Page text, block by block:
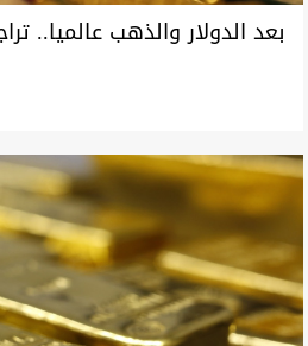
بعد الدولار والذهب عالميا..